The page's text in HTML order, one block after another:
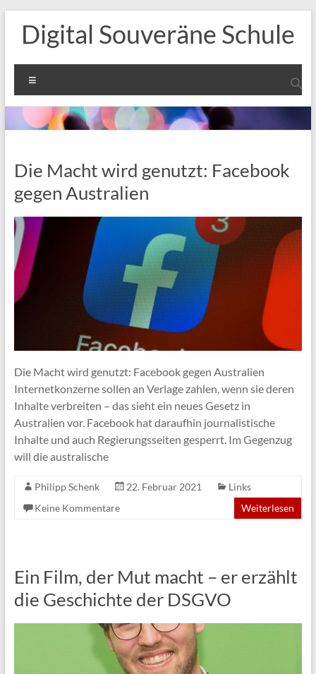
Inhalt
springen
Digital Souveräne Schule
Die Macht wird genutzt: Facebook
gegen Australien
Die Macht wird genutzt: Facebook gegen Australien
Internetkonzerne sollen an Verlage zahlen, wenn sie deren
Inhalte verbreiten – das sieht ein neues Gesetz in
Australien vor. Facebook hat daraufhin journalistische
Inhalte und auch Regierungsseiten gesperrt. Im Gegenzug
will die australische
Philipp Schenk 22. Februar 2021
Links
Keine Kommentare
Weiterlesen
Ein Film, der Mut macht – er erzählt
die Geschichte der DSGVO